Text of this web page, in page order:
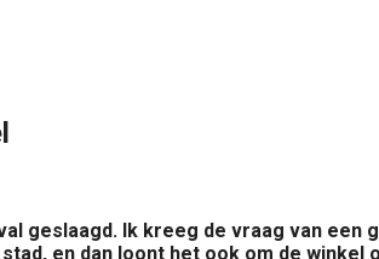
geslaagd. Ik kreeg de vraag van een
en dan loont het ook om de winkel